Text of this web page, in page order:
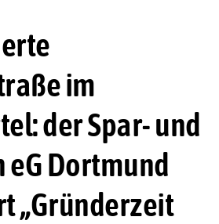
im
der Spar- und
eG Dortmund
„Gründerzeit